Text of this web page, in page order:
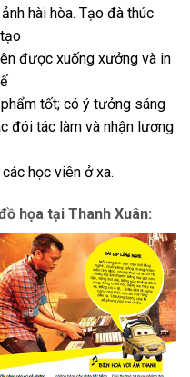
hài hòa. Tạo đà thúc
được xuống xưởng và in
tốt; có ý tưởng sáng
đói tác làm và nhận lương
học viên ở xa.
họa tại Thanh Xuân: